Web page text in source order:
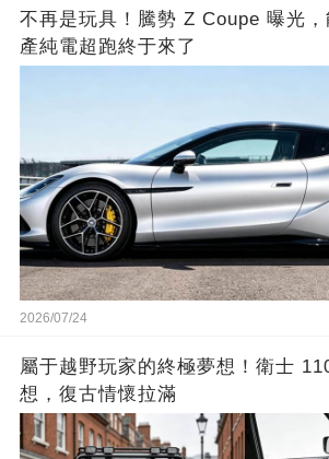
不再是玩具！騰勢 Z Coupe 曝光，
產純電超跑終于來了
2026/07/24
屬于越野玩家的終極夢想！衛士
想，復古情懷拉滿